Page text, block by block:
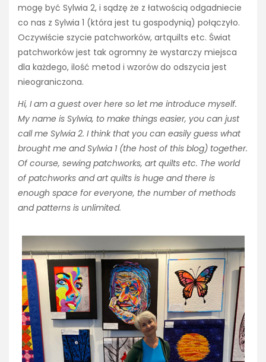
mogę być Sylwia 2, i sądzę że z łatwością odgadniecie
co nas z Sylwia 1 (która jest tu gospodynią) połączyło.
Oczywiście szycie patchworków, artquilts etc. Świat
patchworków jest tak ogromny że wystarczy miejsca
dla każdego, ilość metod i wzorów do odszycia jest
nieograniczona.
Hi, I am a guest over here so let me introduce myself.
My name is Sylwia, to make things easier, you can just
call me Sylwia 2. I think that you can easily guess what
brought me and Sylwia 1 (the host of this blog) together.
Of course, sewing patchworks, art quilts etc. The world
of patchworks and art quilts is huge and there is
enough space for everyone, the number of methods
and patterns is unlimited.